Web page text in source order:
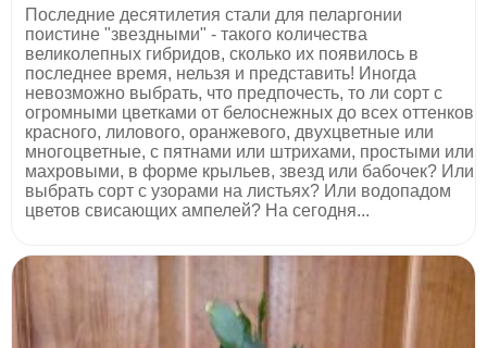
Последние десятилетия стали для пеларгонии
поистине "звездными" - такого количества
великолепных гибридов, сколько их появилось в
последнее время, нельзя и представить! Иногда
невозможно выбрать, что предпочесть, то ли сорт с
огромными цветками от белоснежных до всех оттенков
красного, лилового, оранжевого, двухцветные или
многоцветные, с пятнами или штрихами, простыми или
махровыми, в форме крыльев, звезд или бабочек? Или
выбрать сорт с узорами на листьях? Или водопадом
цветов свисающих ампелей? На сегодня...